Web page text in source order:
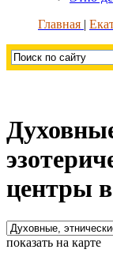
Главная
центры
показать на карте